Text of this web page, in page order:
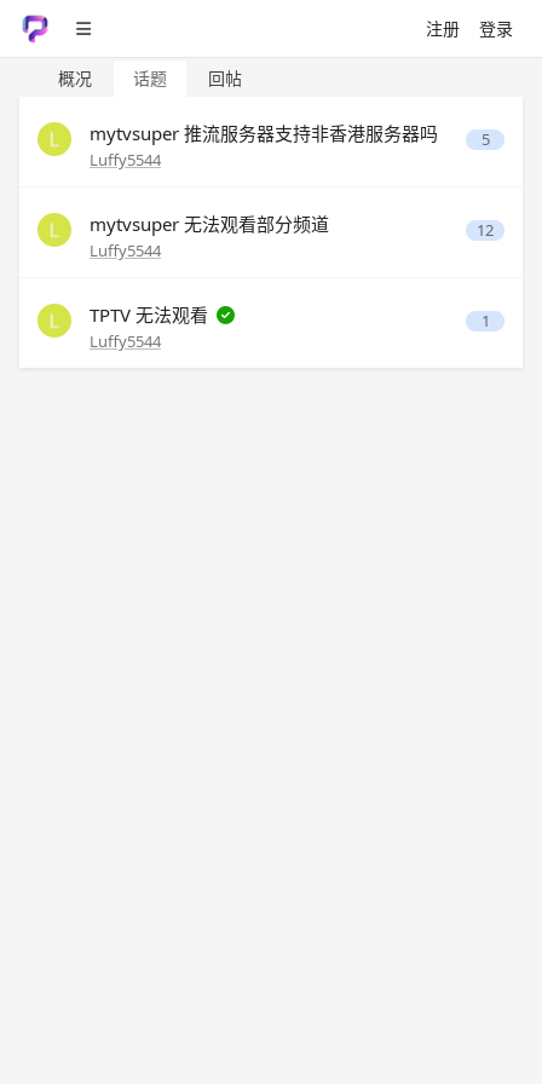
注册 登录
概况 话题 回帖
mytvsuper 推流服务器支持非香港服务器吗
Luffy5544
5
mytvsuper 无法观看部分频道
Luffy5544
12
TPTV 无法观看
Luffy5544
1